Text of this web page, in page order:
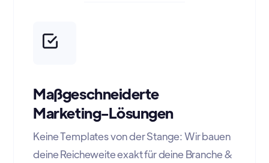
Maßgeschneiderte
Marketing-Lösungen
Keine Templates von der Stange: Wir bauen
deine Reicheweite exakt für deine Branche &